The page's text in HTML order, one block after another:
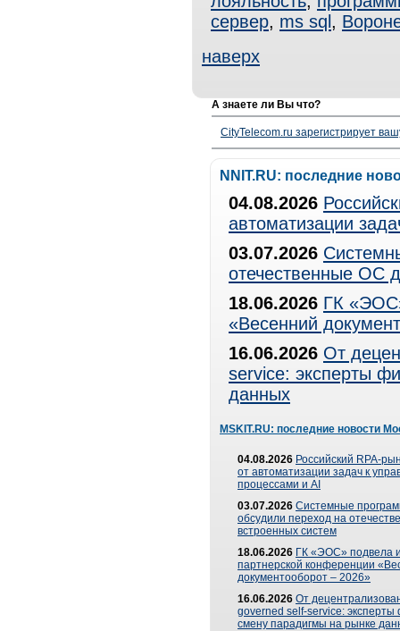
сервер, ms sql ,
наверх
А знаете ли Вы что?
CityTelecom.ru зарегистрирует
NNIT.RU: последние
04.08.2026
автоматизации
03.07.2026
отечественные ОС
18.06.2026 ГК
«Весенний
16.06.2026 От
service: эксперты
данных
MSKIT.RU: последние новости
04.08.2026 Российский RPA-
от автоматизации задач к
процессами и AI
03.07.2026 Системные
обсудили переход на
встроенных систем
18.06.2026 ГК «ЭОС» подвела
партнерской конференции
документооборот – 2026»
16.06.2026 От
governed self-service: эксперты
смену парадигмы на рынке